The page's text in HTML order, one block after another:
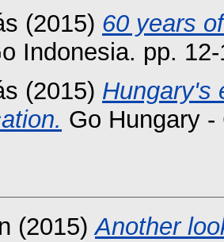
(2015) 60 years
Indonesia. pp.
(2015) Hungary's
Go Hungary
(2015)Another